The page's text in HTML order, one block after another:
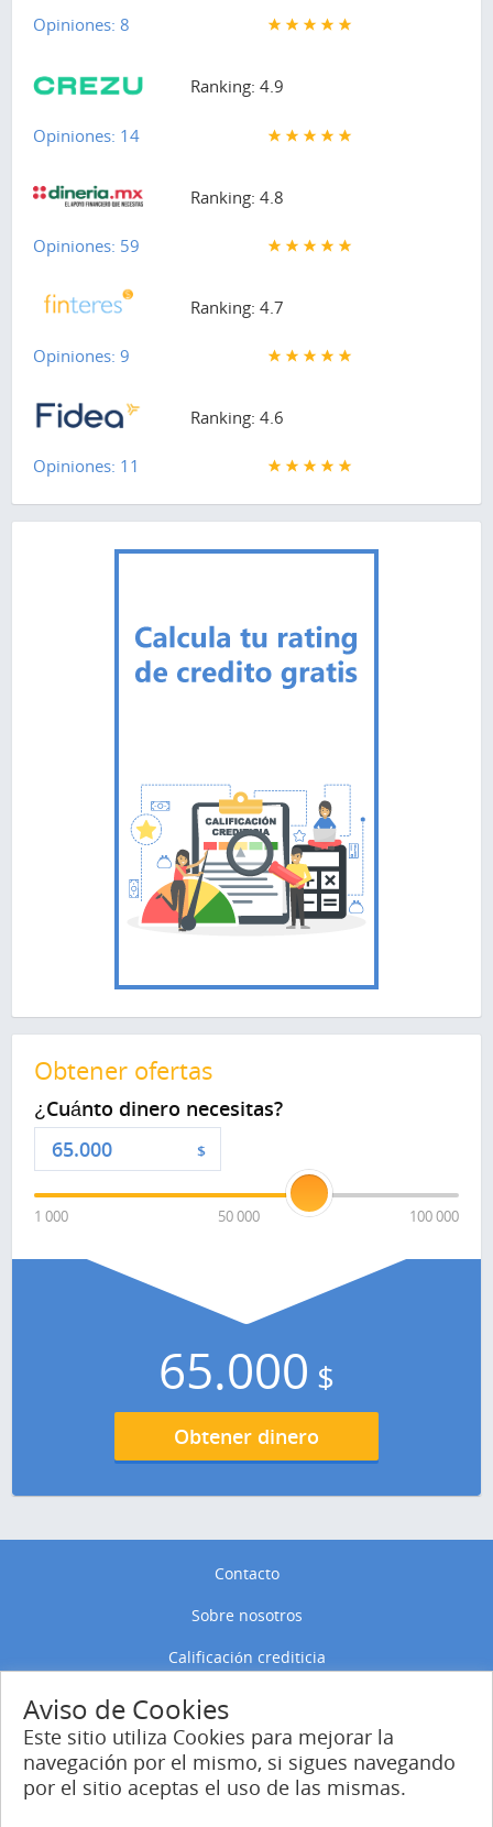
Opiniones: 8
Ranking: 4.9
Opiniones: 14
Ranking: 4.8
Opiniones: 59
Ranking: 4.7
Opiniones: 9
Ranking: 4.6
Opiniones: 11
Obtener ofertas
¿Cuánto dinero necesitas?
$
1 000 50 000 100 000
65.000 $
Obtener dinero
Contacto
Sobre nosotros
Calificación crediticia
Política de privacidad
Política de Cookies
Entrar
Aviso de Cookies
Este sitio utiliza Cookies para mejorar la
navegación por el mismo, si sigues navegando
por el sitio aceptas el uso de las mismas.